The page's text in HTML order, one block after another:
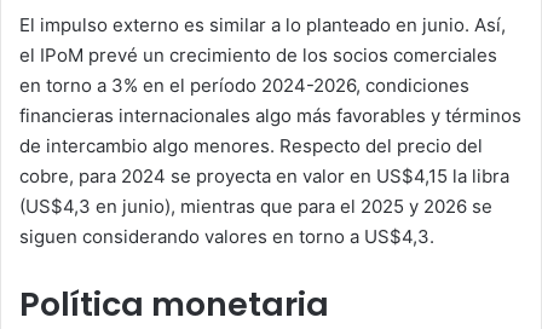
El impulso externo es similar a lo planteado en junio. Así,
el IPoM prevé un crecimiento de los socios comerciales
en torno a 3% en el período 2024-2026, condiciones
financieras internacionales algo más favorables y términos
de intercambio algo menores. Respecto del precio del
cobre, para 2024 se proyecta en valor en US$4,15 la libra
(US$4,3 en junio), mientras que para el 2025 y 2026 se
siguen considerando valores en torno a US$4,3.
Política monetaria